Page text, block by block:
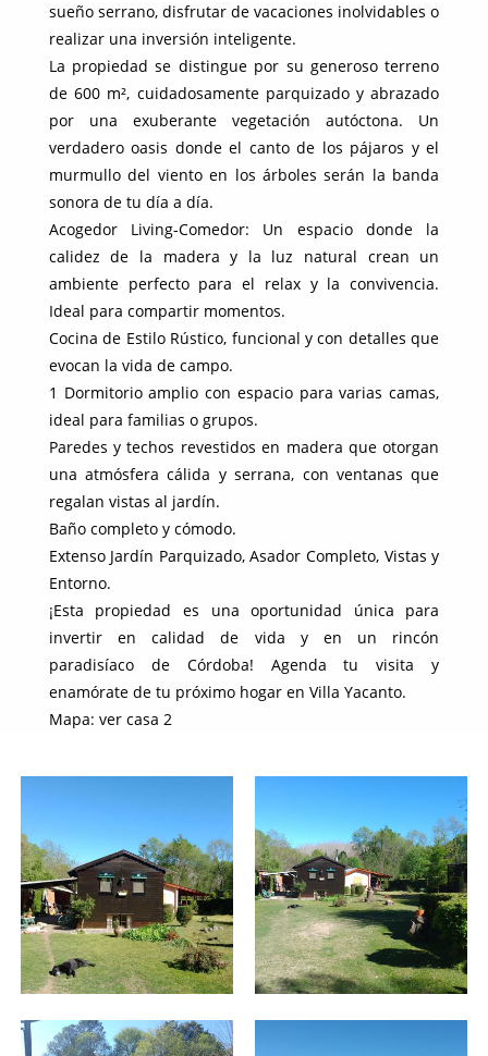
sueño serrano, disfrutar de vacaciones inolvidables o
realizar una inversión inteligente.
La propiedad se distingue por su generoso terreno
de 600 m², cuidadosamente parquizado y abrazado
por una exuberante vegetación autóctona. Un
verdadero oasis donde el canto de los pájaros y el
murmullo del viento en los árboles serán la banda
sonora de tu día a día.
Acogedor Living-Comedor: Un espacio donde la
calidez de la madera y la luz natural crean un
ambiente perfecto para el relax y la convivencia.
Ideal para compartir momentos.
Cocina de Estilo Rústico, funcional y con detalles que
evocan la vida de campo.
1 Dormitorio amplio con espacio para varias camas,
ideal para familias o grupos.
Paredes y techos revestidos en madera que otorgan
una atmósfera cálida y serrana, con ventanas que
regalan vistas al jardín.
Baño completo y cómodo.
Extenso Jardín Parquizado, Asador Completo, Vistas y
Entorno.
¡Esta propiedad es una oportunidad única para
invertir en calidad de vida y en un rincón
paradisíaco de Córdoba! Agenda tu visita y
enamórate de tu próximo hogar en Villa Yacanto.
Mapa: ver casa 2